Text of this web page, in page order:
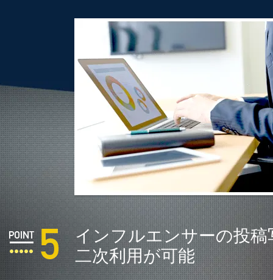
インフルエンサーの投稿
二次利用が可能